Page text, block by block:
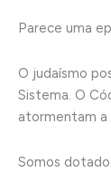
Parece uma
O judaísmo
Sistema. O
atormentam a
Somos